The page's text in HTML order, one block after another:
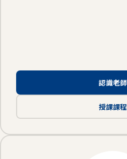
認識老師
授課課程